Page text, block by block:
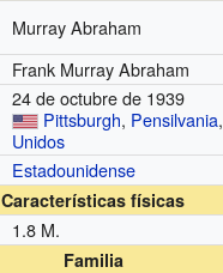
Murray Abraham
Frank Murray Abraham
24 de octubre de 1939
Pittsburgh, Pensilvania,
Unidos
Estadounidense
Características físicas
1.8 M.
Familia